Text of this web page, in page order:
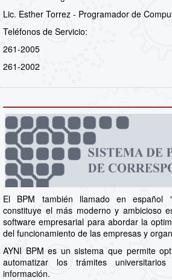
Lic. Esther Torrez - Programador de
Teléfonos de Servicio:
261-2005
261-2002
El BPM también llamado en español
constituye el más moderno y ambicioso
software empresarial para abordar la
del funcionamiento de las empresas y
AYNI BPM es un sistema que permite
automatizar los trámites
información.